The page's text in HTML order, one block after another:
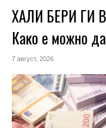
ХАЛИ БЕРИ ГИ
Како е можно
7 август, 2026